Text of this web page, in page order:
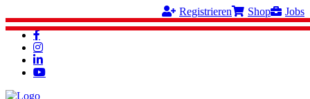
Registrieren Shop Jobs